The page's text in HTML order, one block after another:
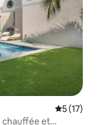
5 (17)
chauffée et